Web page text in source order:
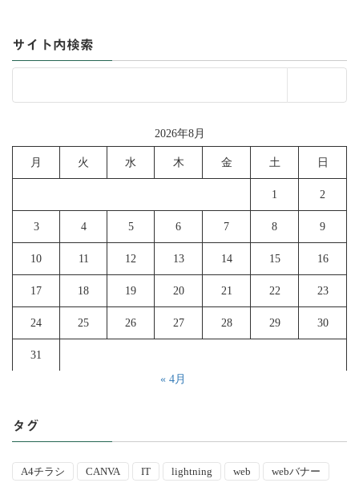
サイト内検索
2026年8月
月 火 水 木 金 土 日
1 2
3 4 5 6 7 8 9
10 11 12 13 14 15 16
17 18 19 20 21 22 23
24 25 26 27 28 29 30
31
« 4月
タグ
A4チラシ CANVA IT lightning web webバナー